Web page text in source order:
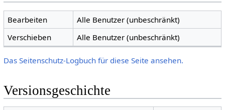
Bearbeiten
Alle Benutzer (unbeschränkt)
Verschieben
Alle Benutzer (unbeschränkt)
Das Seitenschutz-Logbuch für diese Seite ansehen.
Versionsgeschichte